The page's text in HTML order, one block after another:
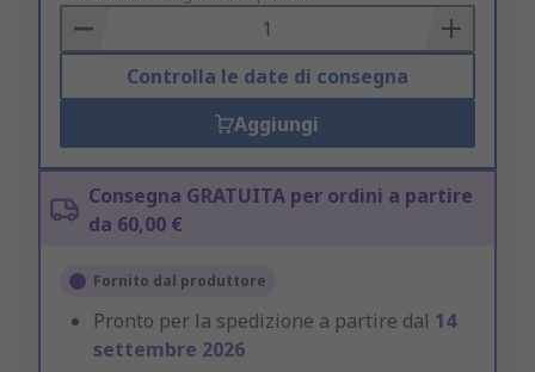
Basket
Controlla le date di consegna
Aggiungi
Consegna GRATUITA per ordini a partire
da 60,00 €
Fornito dal produttore
Pronto per la spedizione a partire dal 14
settembre 2026